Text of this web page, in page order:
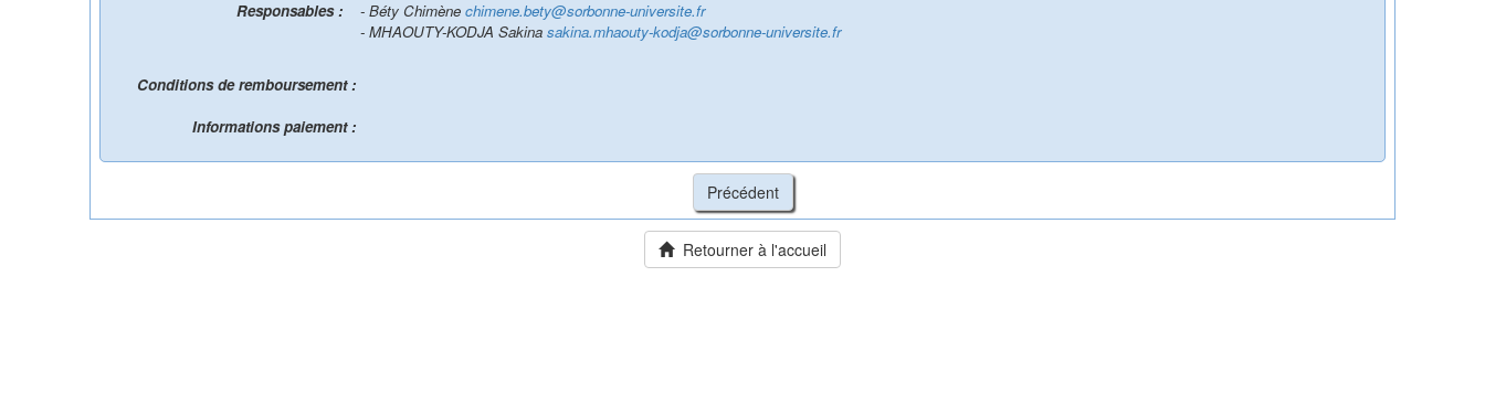
- Béty Chimène chimene.bety@sorbonne-universite.fr
- MHAOUTY-KODJA Sakina sakina.mhaouty-kodja@sorbonne-universite.fr
Conditions de remboursement :
Informations paiement :
Retourner à l'accueil